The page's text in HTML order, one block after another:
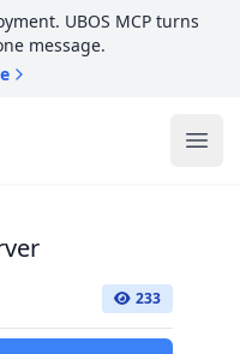
UBOS MCP turns
message.
233